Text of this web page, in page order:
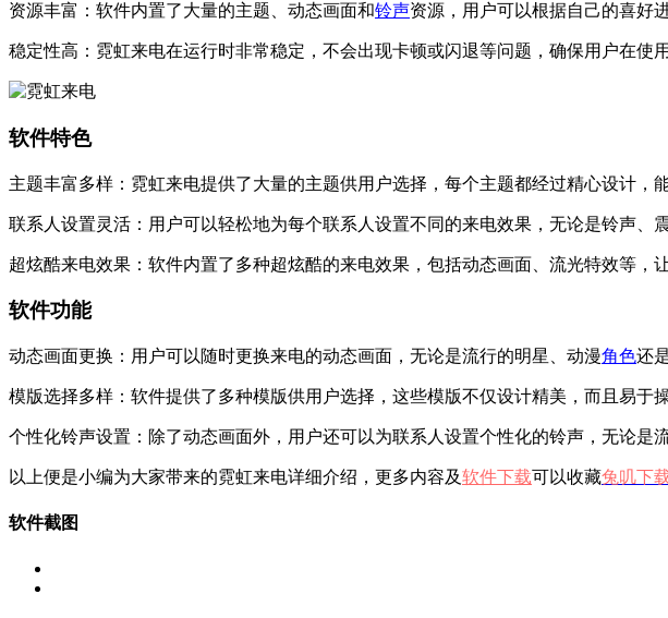
资源丰富：软件内置了大量的主题、动态画面和铃声资源，用户可以根据自己的喜好
稳定性高：霓虹来电在运行时非常稳定，不会出现卡顿或闪退等问题，确保用户在使
软件特色
主题丰富多样：霓虹来电提供了大量的主题供用户选择，每个主题都经过精心设计，
联系人设置灵活：用户可以轻松地为每个联系人设置不同的来电效果，无论是铃声、
超炫酷来电效果：软件内置了多种超炫酷的来电效果，包括动态画面、流光特效等，
软件功能
动态画面更换：用户可以随时更换来电的动态画面，无论是流行的明星、动漫角色还
模版选择多样：软件提供了多种模版供用户选择，这些模版不仅设计精美，而且易于
个性化铃声设置：除了动态画面外，用户还可以为联系人设置个性化的铃声，无论是
以上便是小编为大家带来的霓虹来电详细介绍，更多内容及软件下载可以收藏兔叽下
软件截图